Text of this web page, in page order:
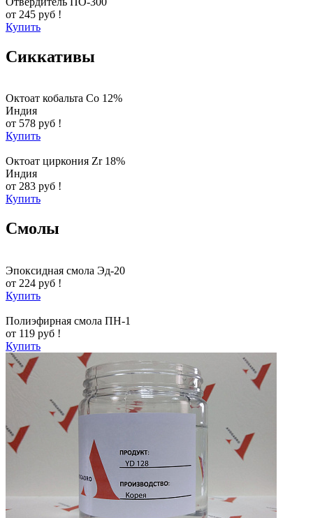
от 245 руб !
Купить
Сиккативы
Октоат кобальта Co 12%
Индия
от 578 руб !
Купить
Октоат циркония Zr 18%
Индия
от 283 руб !
Купить
Смолы
Эпоксидная смола Эд-20
от 224 руб !
Купить
Полиэфирная смола ПН-1
от 119 руб !
Купить